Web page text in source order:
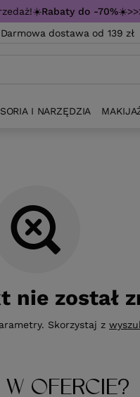
Rabaty do -70%
Darmowa dostawa od 139 zł
I NARZĘDZIA
nie został
Skorzystaj z
OFERCIE?